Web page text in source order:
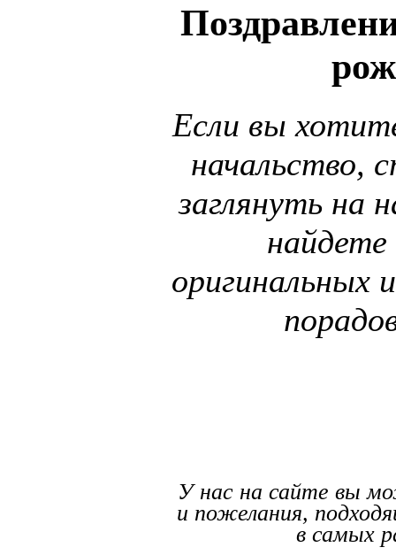
Если вы
начальство,
заглянуть на
найдете
оригинальных
У нас на сайте вы
и пожелания,
в самых